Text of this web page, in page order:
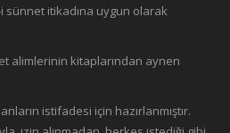
itikadına uygun olarak
alimlerinin kitaplarından aynen
istifadesi için hazırlanmıştır.